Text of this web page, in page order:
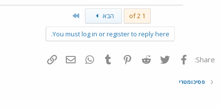
1 of 2 הבא
You must log in or register to reply here.
Share: פייסבוק Twitter
Reddit
Pinterest
Tumblr
WhatsAppדואר אלקטרוני
פסיכומטרי